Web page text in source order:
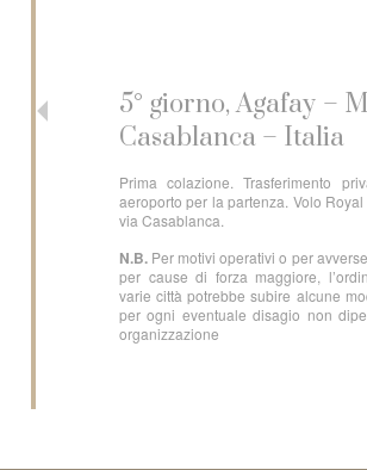
5° giorno, Agafay –
Casablanca – Italia
Prima colazione. Trasferimento
aeroporto per la partenza. Volo Royal
via Casablanca.
N.B. Per motivi operativi o per
per cause di forza maggiore,
varie città potrebbe subire alcune
per ogni eventuale disagio non
organizzazione